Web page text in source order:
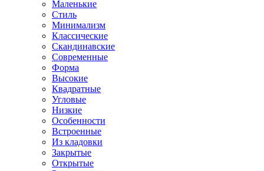
Маленькие
Стиль
Минимализм
Классические
Скандинавские
Современные
Форма
Высокие
Квадратные
Угловые
Низкие
Особенности
Встроенные
Из кладовки
Закрытые
Открытые